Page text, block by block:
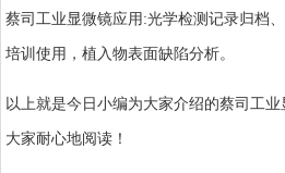
蔡司工业显微镜应用:光学检测记录归档
培训使用，植入物表面缺陷分析。
以上就是今日小编为大家介绍的蔡司工
大家耐心地阅读！